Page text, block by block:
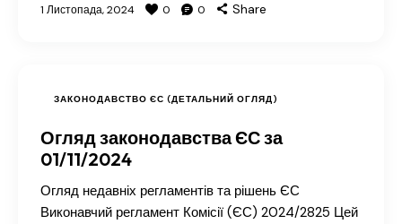
1 Листопада, 2024 0 0 Share
ЗАКОНОДАВСТВО ЄС (ДЕТАЛЬНИЙ ОГЛЯД)
Огляд законодавства ЄС за
01/11/2024
Огляд недавніх регламентів та рішень ЄС
Виконавчий регламент Комісії (ЄС) 2024/2825 Цей